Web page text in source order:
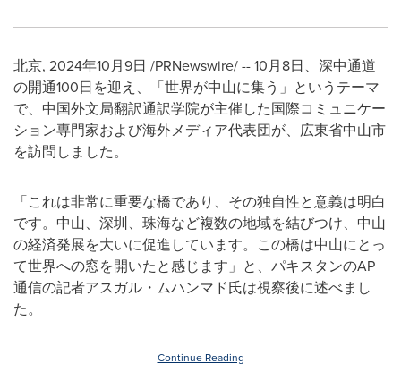
北京, 2024年10月9日 /PRNewswire/ -- 10月8日、深中通道
の開通100日を迎え、「世界が中山に集う」というテーマ
で、中国外文局翻訳通訳学院が主催した国際コミュニケー
ション専門家および海外メディア代表団が、広東省中山市
を訪問しました。
「これは非常に重要な橋であり、その独自性と意義は明白
です。中山、深圳、珠海など複数の地域を結びつけ、中山
の経済発展を大いに促進しています。この橋は中山にとっ
て世界への窓を開いたと感じます」と、パキスタンのAP
通信の記者アスガル・ムハンマド氏は視察後に述べまし
た。
Continue Reading